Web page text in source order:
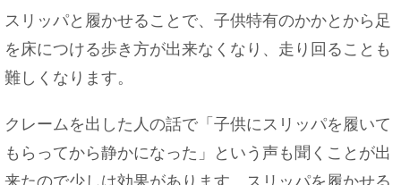
スリッパと履かせることで、子供特有のかかとから足
を床につける歩き方が出来なくなり、走り回ることも
難しくなります。
クレームを出した人の話で「子供にスリッパを履いて
もらってから静かになった」という声も聞くことが出
来たので少しは効果があります。スリッパを履かせる